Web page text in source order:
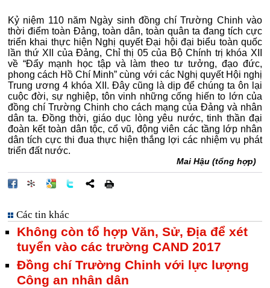
Kỷ niệm 110 năm Ngày sinh đồng chí Trường Chinh vào
thời điểm toàn Đảng, toàn dân, toàn quân ta đang tích cực
triển khai thực hiện Nghị quyết Đại hội đại biểu toàn quốc
lần thứ XII của Đảng, Chỉ thị 05 của Bộ Chính trị khóa XII
về “Đẩy mạnh học tập và làm theo tư tưởng, đạo đức,
phong cách Hồ Chí Minh” cùng với các Nghị quyết Hội nghị
Trung ương 4 khóa XII. Đây cũng là dịp để chúng ta ôn lại
cuộc đời, sự nghiệp, tôn vinh những cống hiến to lớn của
đồng chí Trường Chinh cho cách mạng của Đảng và nhân
dân ta. Đồng thời, giáo dục lòng yêu nước, tinh thần đại
đoàn kết toàn dân tộc, cổ vũ, động viên các tầng lớp nhân
dân tích cực thi đua thực hiện thắng lợi các nhiệm vụ phát
triển đất nước.
Mai Hậu (tổng hợp)
Các tin khác
Không còn tổ hợp Văn, Sử, Địa để xét
tuyển vào các trường CAND 2017
Đồng chí Trường Chinh với lực lượng
Công an nhân dân